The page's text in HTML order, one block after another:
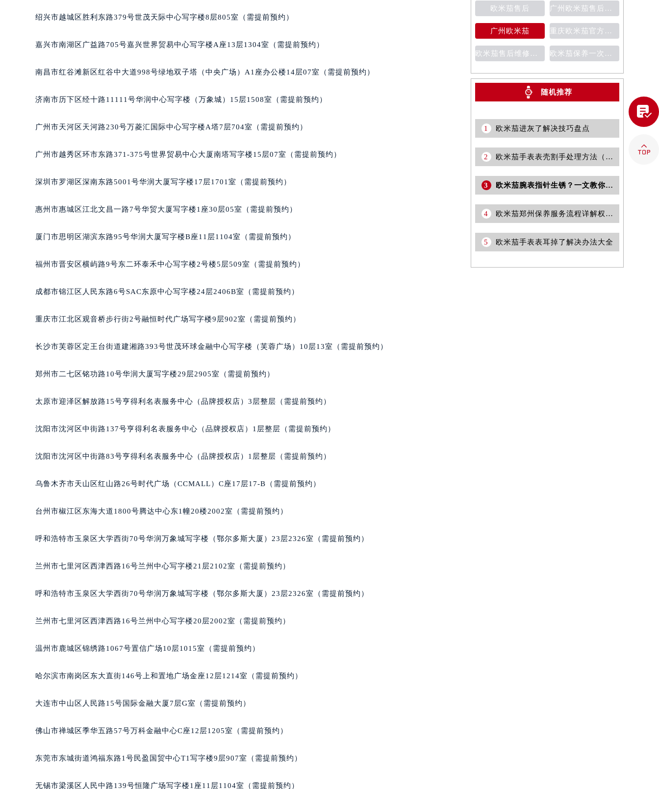
昆明市盘龙区北京路928号同德昆明广场写字楼10层06室（需提前预约）
西安市碑林区南关正街88号华侨城长安国际中心E座6楼10室（需提前预约）
唐山市路南区新华东道100号万达广场写字楼A座10层1002室（需提前预约）
内蒙古自治区呼和浩特市玉泉区大学西街70号华润万象城写字楼（鄂尔多斯大厦）23层2326室（需提前预约）
重庆市解放碑渝中区民权路28号英利国际金融中心写字楼20层01室（需提前预约）
黑龙江省鹤岗市向阳区红军路欧米茄售后服务中心（需提前预约）
黑龙江省鸡西市鸡冠区红军路欧米茄售后服务中心（需提前预约）
黑龙江省牡丹江市东安区太平路欧米茄售后服务中心（需提前预约）
黑龙江省齐齐哈尔市龙沙区龙华路欧米茄售后服务中心（需提前预约）
黑龙江省绥化市北林区新华街与康庄路交叉口欧米茄售后服务中心（需提前预约）
吉林省白城市洮北区明仁南街欧米茄售后服务中心（需提前预约）
吉林省吉林市船营区河南街欧米茄售后服务中心（需提前预约）
吉林省梅河口市新华街道梅河大街欧米茄售后服务中心（需提前预约）
吉林省松原市宁江区五环大街欧米茄售后服务中心（需提前预约）
吉林省延边市延吉市解放路欧米茄售后服务中心（需提前预约）
辽宁省本溪市平山区胜利路欧米茄售后服务中心（需提前预约）
辽宁省丹东市振兴区七经街欧米茄售后服务中心（需提前预约）
辽宁省阜新市海州区解放大街欧米茄售后服务中心（需提前预约）
辽宁省锦州市古塔区中央大街欧米茄售后服务中心（需提前预约）
辽宁省盘锦市兴隆台区石油大街欧米茄售后服务中心（需提前预约）
辽宁省营口市站前区市府路与渤海大街交叉口欧米茄售后服务中心（需提前预约）
辽宁省沈阳市沈河区中街路83号亨得利名表维修授权店1楼欧米茄售后服务中心（需提前预约）
北京市东城区东长安街1号王府井东方广场W3座6层602室欧米茄售后服务中心（需提前预约）
内蒙古自治区阿拉善盟市左旗土尔扈特大街欧米茄售后服务中心（需提前预约）
内蒙古自治区包头市青山区幸福路甲3号王府井百货名表维修欧米茄售后服务中心（需提前预约）
内蒙古自治区鄂尔多斯市东胜区伊金霍洛街欧米茄售后服务中心（需提前预约）
内蒙古自治区通辽市科尔沁区明仁大街欧米茄售后服务中心（需提前预约）
内蒙古自治区乌兰察布市集宁区恩和大街欧米茄售后服务中心（需提前预约）
内蒙古自治区兴安盟市乌兰浩特市兴安大街欧米茄售后服务中心（需提前预约）
绍兴市越城区胜利东路379号世茂天际中心写字楼8层805室（需提前预约）
嘉兴市南湖区广益路705号嘉兴世界贸易中心写字楼A座13层1304室（需提前预约）
南昌市红谷滩新区红谷中大道998号绿地双子塔（中央广场）A1座办公楼14层07室（需提前预约）
济南市历下区经十路11111号华润中心写字楼（万象城）15层1508室（需提前预约）
广州市天河区天河路230号万菱汇国际中心写字楼A塔7层704室（需提前预约）
广州市越秀区环市东路371-375号世界贸易中心大厦南塔写字楼15层07室（需提前预约）
深圳市罗湖区深南东路5001号华润大厦写字楼17层1701室（需提前预约）
惠州市惠城区江北文昌一路7号华贸大厦写字楼1座30层05室（需提前预约）
厦门市思明区湖滨东路95号华润大厦写字楼B座11层1104室（需提前预约）
福州市晋安区横屿路9号东二环泰禾中心写字楼2号楼5层509室（需提前预约）
成都市锦江区人民东路6号SAC东原中心写字楼24层2406B室（需提前预约）
重庆市江北区观音桥步行街2号融恒时代广场写字楼9层902室（需提前预约）
长沙市芙蓉区定王台街道建湘路393号世茂环球金融中心写字楼（芙蓉广场）10层13室（需提前预约）
郑州市二七区铭功路10号华润大厦写字楼29层2905室（需提前预约）
太原市迎泽区解放路15号亨得利名表服务中心（品牌授权店）3层整层（需提前预约）
沈阳市沈河区中街路137号亨得利名表服务中心（品牌授权店）1层整层（需提前预约）
沈阳市沈河区中街路83号亨得利名表服务中心（品牌授权店）1层整层（需提前预约）
乌鲁木齐市天山区红山路26号时代广场（CCMALL）C座17层17-B（需提前预约）
台州市椒江区东海大道1800号腾达中心东1幢20楼2002室（需提前预约）
呼和浩特市玉泉区大学西街70号华润万象城写字楼（鄂尔多斯大厦）23层2326室（需提前预约）
兰州市七里河区西津西路16号兰州中心写字楼21层2102室（需提前预约）
呼和浩特市玉泉区大学西街70号华润万象城写字楼（鄂尔多斯大厦）23层2326室（需提前预约）
兰州市七里河区西津西路16号兰州中心写字楼20层2002室（需提前预约）
温州市鹿城区锦绣路1067号置信广场10层1015室（需提前预约）
哈尔滨市南岗区东大直街146号上和置地广场金座12层1214室（需提前预约）
大连市中山区人民路15号国际金融大厦7层G室（需提前预约）
佛山市禅城区季华五路57号万科金融中心C座12层1205室（需提前预约）
东莞市东城街道鸿福东路1号民盈国贸中心T1写字楼9层907室（需提前预约）
无锡市梁溪区人民中路139号恒隆广场写字楼1座11层1104室（需提前预约）
欧米茄售后 广州欧米茄售后维修服务中心
广州欧米茄 重庆欧米茄官方售后维修服务中心
欧米茄售后维修保养费用价目表 欧米茄保养一次多少钱
随机推荐
1 欧米茄进灰了解决技巧盘点
2 欧米茄手表表壳割手处理方法（保养与修复技巧）
3 欧米茄腕表指针生锈？一文教你快速修复秘诀！
4 欧米茄郑州保养服务流程详解权威公示（2026年7月最新）
5 欧米茄手表表耳掉了解决办法大全

